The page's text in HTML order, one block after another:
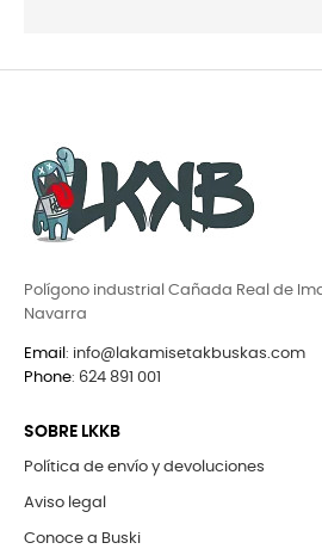
Polígono industrial Cañada Real de
Navarra
Email : info@lakamisetakbuskas.com
Phone: 624 891 001
SOBRE LKKB
Política de envío y devoluciones
Aviso legal
Conoce a Buski